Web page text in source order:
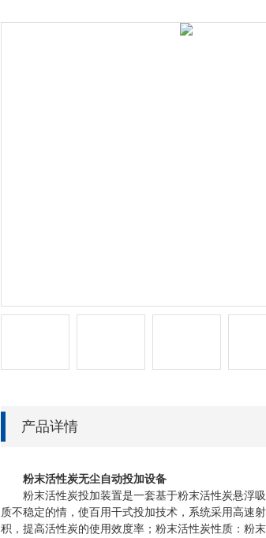
产品详情
粉末活性炭无尘自动投加设备
粉末活性炭投加装置是一套基于粉末活性炭悬浮吸
质不稳定的情，使百用干式投加技术，系统采用高速
积，提高活性炭的使用效度率；粉末活性炭性质：粉